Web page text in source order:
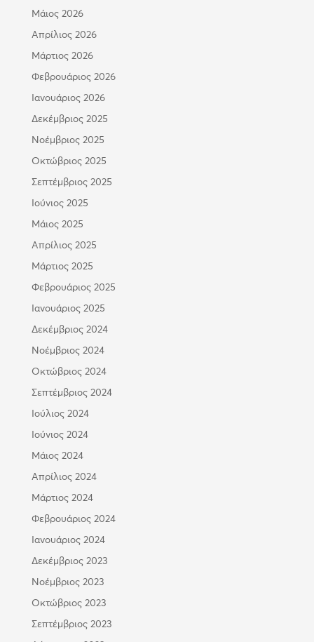
Μάιος 2026
Απρίλιος 2026
Μάρτιος 2026
Φεβρουάριος 2026
Ιανουάριος 2026
Δεκέμβριος 2025
Νοέμβριος 2025
Οκτώβριος 2025
Σεπτέμβριος 2025
Ιούνιος 2025
Μάιος 2025
Απρίλιος 2025
Μάρτιος 2025
Φεβρουάριος 2025
Ιανουάριος 2025
Δεκέμβριος 2024
Νοέμβριος 2024
Οκτώβριος 2024
Σεπτέμβριος 2024
Ιούλιος 2024
Ιούνιος 2024
Μάιος 2024
Απρίλιος 2024
Μάρτιος 2024
Φεβρουάριος 2024
Ιανουάριος 2024
Δεκέμβριος 2023
Νοέμβριος 2023
Οκτώβριος 2023
Σεπτέμβριος 2023